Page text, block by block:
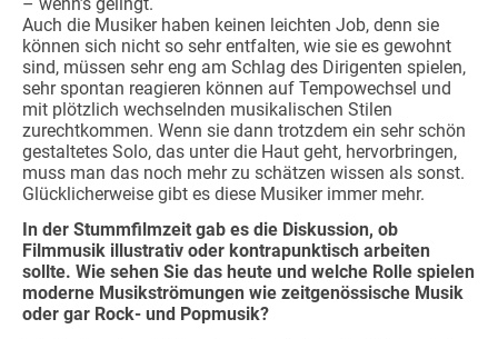
Auch die Musiker haben keinen leichten Job, denn sie
können sich nicht so sehr entfalten, wie sie es gewohnt
sind, müssen sehr eng am Schlag des Dirigenten spielen,
sehr spontan reagieren können auf Tempowechsel und
mit plötzlich wechselnden musikalischen Stilen
zurechtkommen. Wenn sie dann trotzdem ein sehr schön
gestaltetes Solo, das unter die Haut geht, hervorbringen,
muss man das noch mehr zu schätzen wissen als sonst.
Glücklicherweise gibt es diese Musiker immer mehr.
In der Stummfilmzeit gab es die Diskussion, ob
Filmmusik illustrativ oder kontrapunktisch arbeiten
sollte. Wie sehen Sie das heute und welche Rolle spielen
moderne Musikströmungen wie zeitgenössische Musik
oder gar Rock- und Popmusik?